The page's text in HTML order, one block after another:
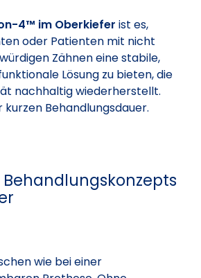
4™ im Oberkiefer ist es,
oder Patienten mit nicht
Zähnen eine stabile,
Lösung zu bieten, die
nachhaltig wiederherstellt.
kurzen Behandlungsdauer.
wie bei einer